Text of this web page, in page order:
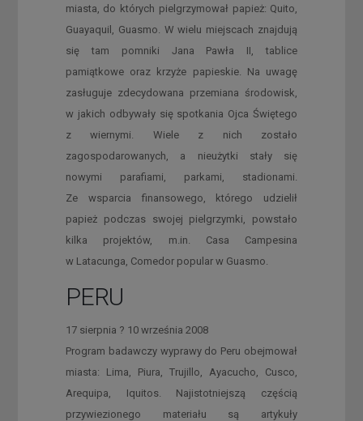
miasta, do których pielgrzymował papież: Quito,
Guayaquil, Guasmo. W wielu miejscach znajdują
się tam pomniki Jana Pawła II, tablice
pamiątkowe oraz krzyże papieskie. Na uwagę
zasługuje zdecydowana przemiana środowisk,
w jakich odbywały się spotkania Ojca Świętego
z wiernymi. Wiele z nich zostało
zagospodarowanych, a nieużytki stały się
nowymi parafiami, parkami, stadionami.
Ze wsparcia finansowego, którego udzielił
papież podczas swojej pielgrzymki, powstało
kilka projektów, m.in. Casa Campesina
w Latacunga, Comedor popular w Guasmo.
PERU
17 sierpnia ? 10 września 2008
Program badawczy wyprawy do Peru obejmował
miasta: Lima, Piura, Trujillo, Ayacucho, Cusco,
Arequipa, Iquitos. Najistotniejszą częścią
przywiezionego materiału są artykuły